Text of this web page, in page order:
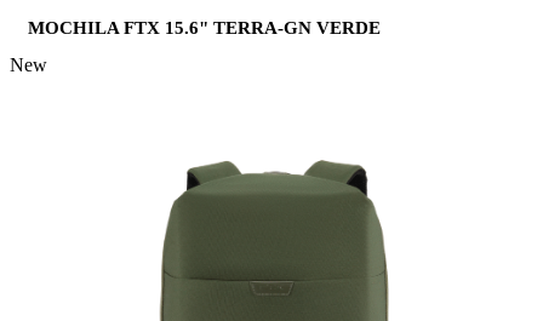
MOCHILA FTX 15.6" TERRA-GN VERDE
New